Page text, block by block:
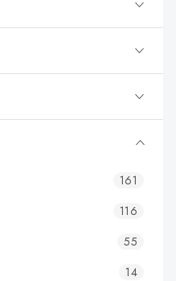
161
116
55
14